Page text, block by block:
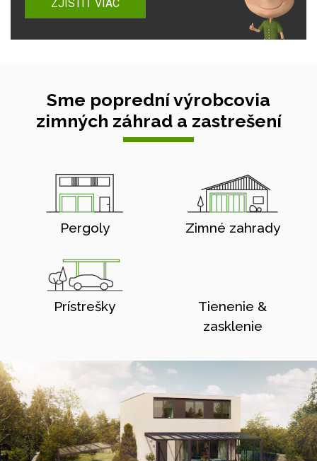
ZJISTIŤ VIAC
Sme poprední výrobcovia
zimných záhrad a zastrešení
Pergoly Zimné zahrady
Prístrešky
Tienenie &
zasklenie